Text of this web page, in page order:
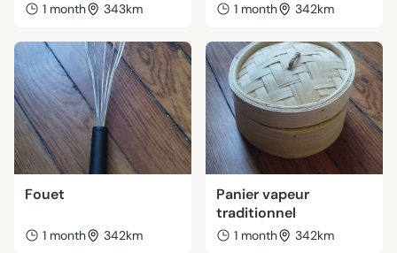
1 month 343km 1 month 342km
Fouet
1 month 342km
Panier vapeur
traditionnel
1 month 342km